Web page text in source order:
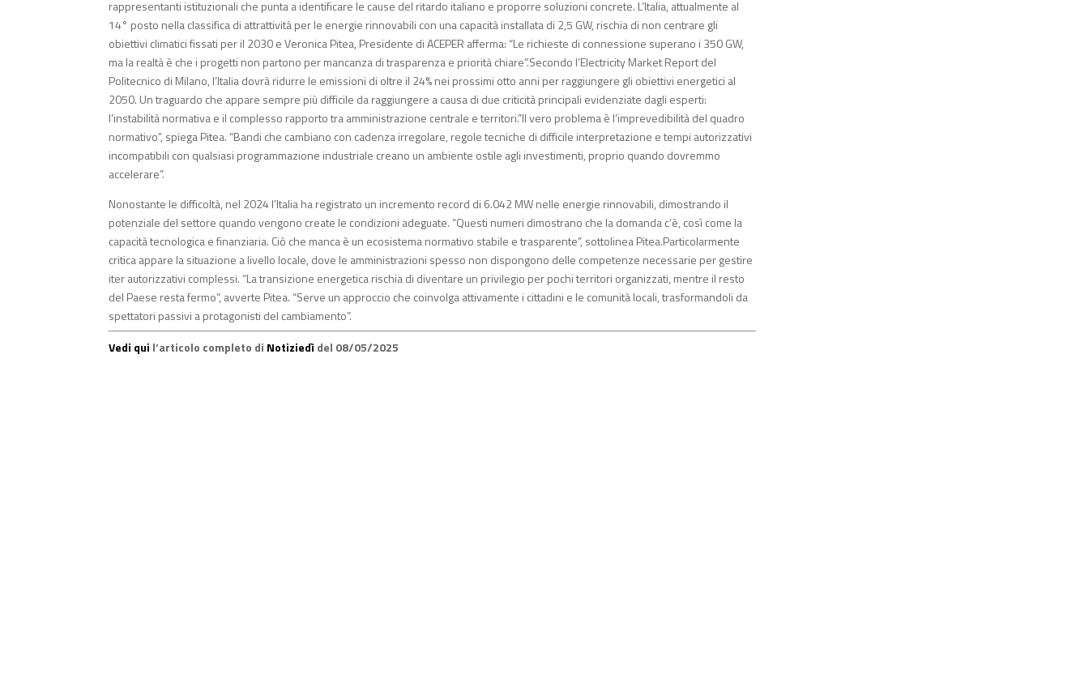
rappresentanti istituzionali che punta a identificare le cause del ritardo italiano e proporre soluzioni concrete. L’Italia, attualmente al
14° posto nella classifica di attrattività per le energie rinnovabili con una capacità installata di 2,5 GW, rischia di non centrare gli
obiettivi climatici fissati per il 2030 e Veronica Pitea, Presidente di ACEPER afferma: “Le richieste di connessione superano i 350 GW,
ma la realtà è che i progetti non partono per mancanza di trasparenza e priorità chiare”.Secondo l’Electricity Market Report del
Politecnico di Milano, l’Italia dovrà ridurre le emissioni di oltre il 24% nei prossimi otto anni per raggiungere gli obiettivi energetici al
2050. Un traguardo che appare sempre più difficile da raggiungere a causa di due criticità principali evidenziate dagli esperti:
l’instabilità normativa e il complesso rapporto tra amministrazione centrale e territori.”Il vero problema è l’imprevedibilità del quadro
normativo”, spiega Pitea. “Bandi che cambiano con cadenza irregolare, regole tecniche di difficile interpretazione e tempi autorizzativi
incompatibili con qualsiasi programmazione industriale creano un ambiente ostile agli investimenti, proprio quando dovremmo
accelerare”.
Nonostante le difficoltà, nel 2024 l’Italia ha registrato un incremento record di 6.042 MW nelle energie rinnovabili, dimostrando il
potenziale del settore quando vengono create le condizioni adeguate. “Questi numeri dimostrano che la domanda c’è, così come la
capacità tecnologica e finanziaria. Ciò che manca è un ecosistema normativo stabile e trasparente”, sottolinea Pitea.Particolarmente
critica appare la situazione a livello locale, dove le amministrazioni spesso non dispongono delle competenze necessarie per gestire
iter autorizzativi complessi. “La transizione energetica rischia di diventare un privilegio per pochi territori organizzati, mentre il resto
del Paese resta fermo”, avverte Pitea. “Serve un approccio che coinvolga attivamente i cittadini e le comunità locali, trasformandoli da
spettatori passivi a protagonisti del cambiamento”.
Vedi qui l’articolo completo di Notiziedìdel 08/05/2025